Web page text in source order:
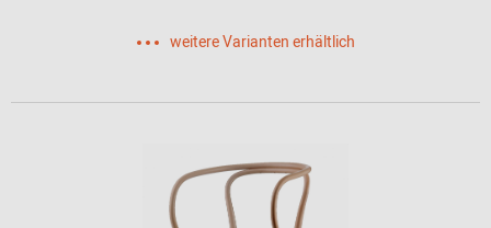
weitere Varianten erhältlich